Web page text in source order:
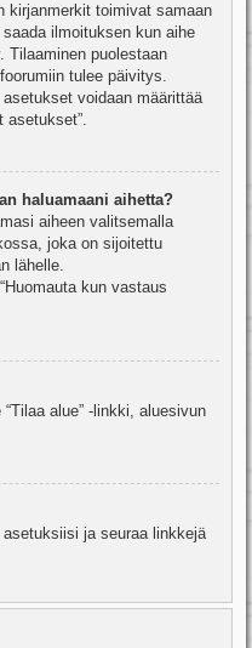
kirjanmerkit toimivat samaan
ilmoituksen kun aihe
Tilaaminen puolestaan
tulee päivitys.
voidaan määrittää
asetukset”.
haluamaani aihetta?
aiheen valitsemalla
joka on sijoitettu
lähelle.
kun vastaus
alue” -linkki, aluesivun
ja seuraa linkkejä